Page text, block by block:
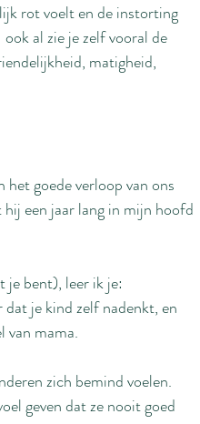
rot voelt en de instorting
al zie je zelf vooral de
matigheid,
goede verloop van ons
een jaar lang in mijn hoofd
je bent), leer ik je:
je kind zelf nadenkt, en
van mama.
zich bemind voelen.
geven dat ze nooit goed